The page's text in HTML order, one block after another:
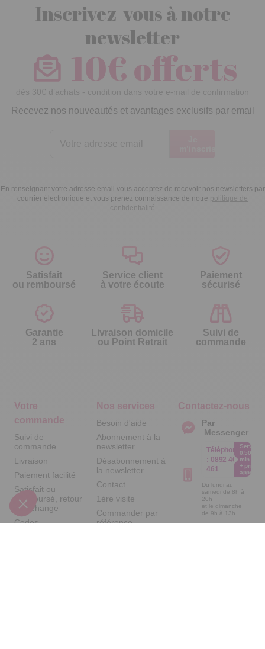
Inscrivez-vous à notre
newsletter
10€ offerts
dès 30€ d’achats - condition dans votre e-mail de confirmation
Recevez nos nouveautés et avantages exclusifs par email
En renseignant votre adresse email vous acceptez de recevoir nos newsletters par
courrier électronique et vous prenez connaissance de notre politique de
confidentialité
Satisfait
ou remboursé
Service client
à votre écoute
Paiement
sécurisé
Garantie
2 ans
Livraison domicile
ou Point Retrait
Suivi de
commande
Votre
commande
Suivi de
commande
Livraison
Paiement facilité
Satisfait ou
remboursé, retour
ou échange
Codes
Nos services
Besoin d'aide
Abonnement à la
newsletter
Désabonnement à
la newsletter
Contact
1ère visite
Commander par
référence
Contactez-nous
Par
Messenger
Téléphone
: 0892 461
461
Service
0.50€ /
min
+ prix
appel
Du lundi au
samedi de 8h à
20h
et le dimanche
de 9h à 13h
Par email :